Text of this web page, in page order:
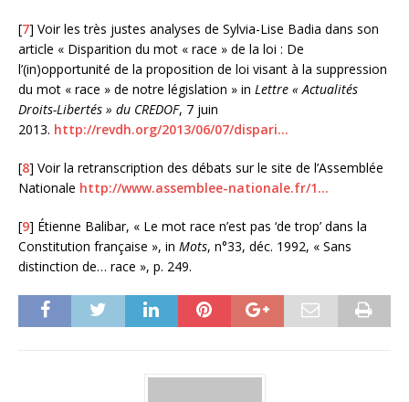
[7] Voir les très justes analyses de Sylvia-Lise Badia dans son
article « Disparition du mot « race » de la loi : De
l’(in)opportunité de la proposition de loi visant à la suppression
du mot « race » de notre législation » in Lettre « Actualités
Droits-Libertés » du CREDOF, 7 juin
2013. http://revdh.org/2013/06/07/dispari…
[8] Voir la retranscription des débats sur le site de l’Assemblée
Nationale http://www.assemblee-nationale.fr/1…
[9] Étienne Balibar, « Le mot race n’est pas ‘de trop’ dans la
Constitution française », in Mots, n°33, déc. 1992, « Sans
distinction de… race », p. 249.